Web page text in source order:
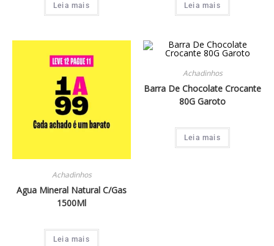
Leia mais Leia mais
Achadinhos
Agua Mineral Natural C/Gas
1500Ml
Leia mais
Achadinhos
Barra De Chocolate Crocante
80G Garoto
Leia mais